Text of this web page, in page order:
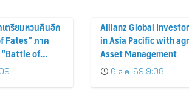
ตรียมหวนคืนอีก
Fates” ภาค
of
มบน Disney+
Allianz Global
in Asia Pacific with
Asset Management
6 ส.ค. 69 9:08